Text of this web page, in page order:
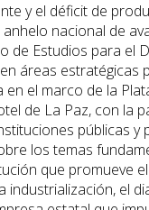
y el déficit de
nacional de
de Estudios para el
áreas estratégicas
el marco de la
de La Paz, con la
públicas y
los temas
que promueve
el